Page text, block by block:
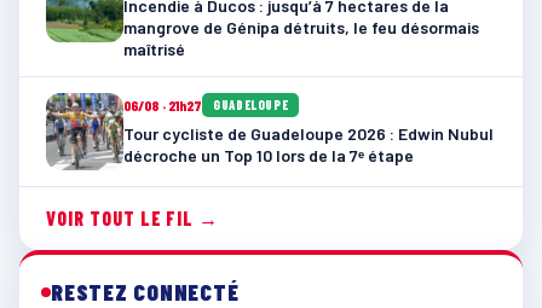
Incendie à Ducos : jusqu’à 7 hectares de la
mangrove de Génipa détruits, le feu désormais
maîtrisé
06/08 · 21h27 GUADELOUPE
Tour cycliste de Guadeloupe 2026 : Edwin Nubul
décroche un Top 10 lors de la 7ᵉ étape
VOIR TOUT LE FIL →
RESTEZ CONNECTÉ